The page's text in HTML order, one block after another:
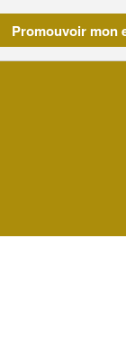
Promouvoir mon